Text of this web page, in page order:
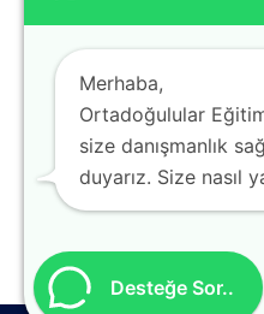
Diğer İllerdeki
Sınava
Muratpaşa
Antalya En İyi
Tirebolu
Gölbaşı
Desteğe Sor..
Merhaba,
Ortadoğulular
size danışmanlık
duyarız. Size nasıl